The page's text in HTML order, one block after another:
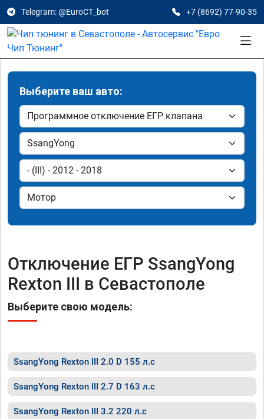
Telegram: @EuroCT_bot +7 (8692) 77-90-35
Выберите ваш авто:
Отключение ЕГР SsangYong
Rexton III в Севастополе
Выберите свою модель:
SsangYong Rexton III 2.0 D 155 л.с
SsangYong Rexton III 2.7 D 163 л.с
SsangYong Rexton III 3.2 220 л.с